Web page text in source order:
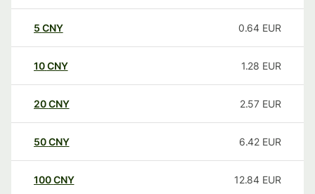
5 CNY 0.64 EUR
10CNY 1.28 EUR
20CNY 2.57 EUR
50CNY 6.42 EUR
100CNY 12.84 EUR